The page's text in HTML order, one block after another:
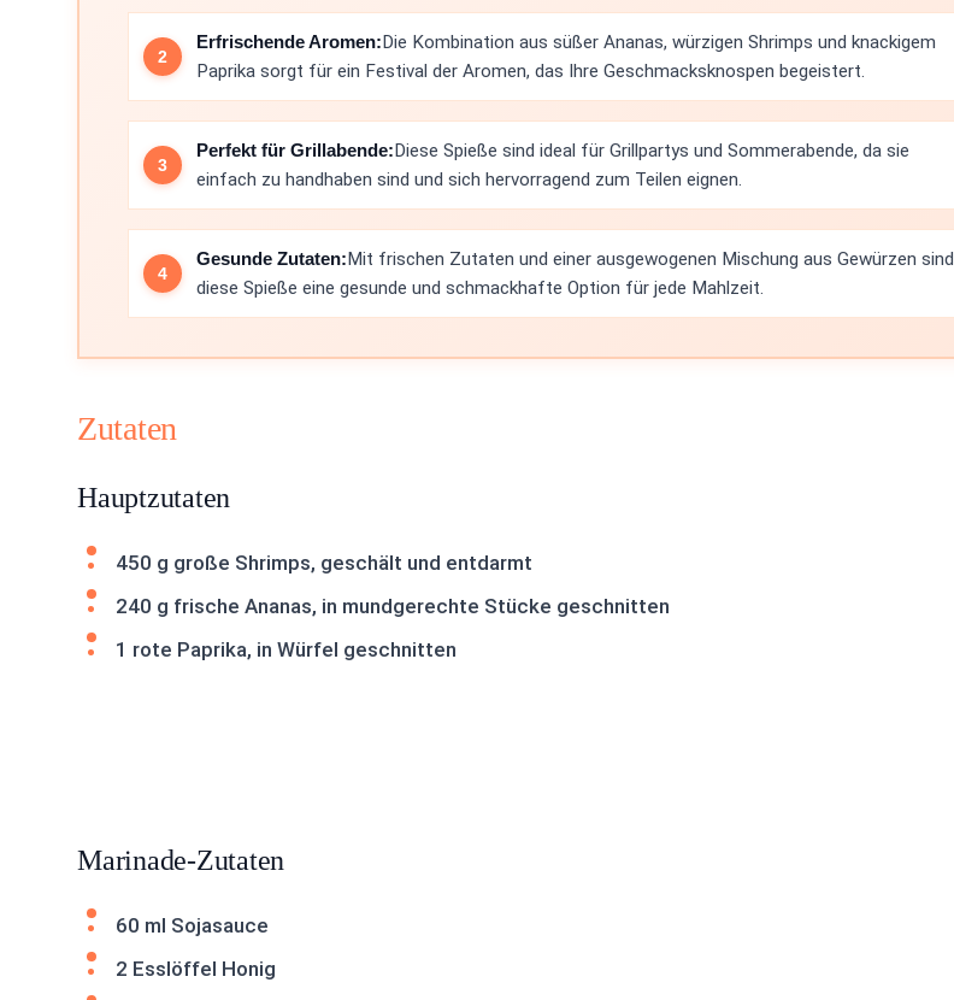
Erfrischende Aromen:Die Kombination aus süßer Ananas, würzigen Shrimps und knackigem
Paprika sorgt für ein Festival der Aromen, das Ihre Geschmacksknospen begeistert.
Perfekt für Grillabende:Diese Spieße sind ideal für Grillpartys und Sommerabende, da sie
einfach zu handhaben sind und sich hervorragend zum Teilen eignen.
Gesunde Zutaten:Mit frischen Zutaten und einer ausgewogenen Mischung aus Gewürzen sind
diese Spieße eine gesunde und schmackhafte Option für jede Mahlzeit.
Zutaten
Hauptzutaten
450 g große Shrimps, geschält und entdarmt
240 g frische Ananas, in mundgerechte Stücke geschnitten
1 rote Paprika, in Würfel geschnitten
Marinade-Zutaten
60 ml Sojasauce
2 Esslöffel Honig